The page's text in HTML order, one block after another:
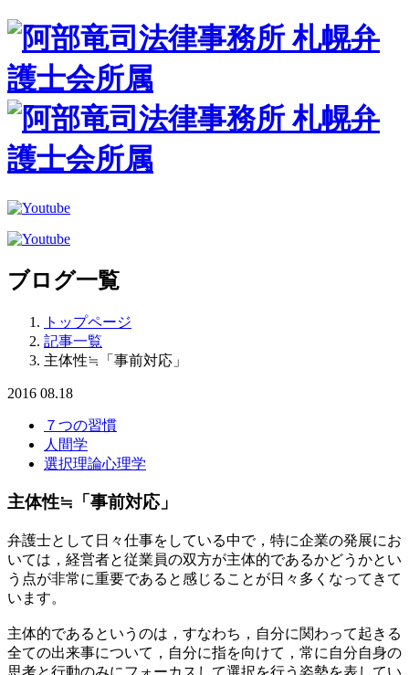
ブログ一覧
トップページ
記事一覧
主体性≒「事前対応」
2016 08.18
７つの習慣
人間学
選択理論心理学
主体性≒「事前対応」
弁護士として日々仕事をしている中で，特に企業の発展にお
いては，経営者と従業員の双方が主体的であるかどうかとい
う点が非常に重要であると感じることが日々多くなってきて
います。
主体的であるというのは，すなわち，自分に関わって起きる
全ての出来事について，自分に指を向けて，常に自分自身の